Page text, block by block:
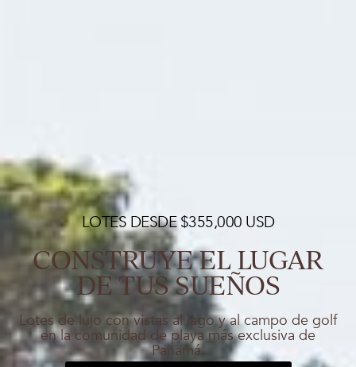
LOTES DESDE $355,000 USD
CONSTRUYE EL LUGAR
DE TUS SUEÑOS
Lotes de lujo con vistas al lago y al campo de golf
en la comunidad de playa más exclusiva de
Panamá.